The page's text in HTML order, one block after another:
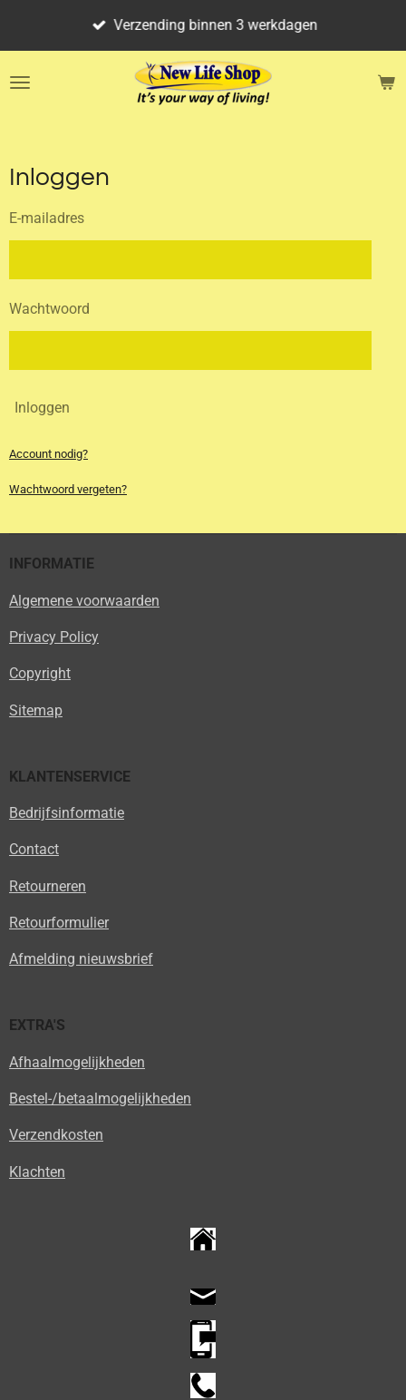
de
Verzending binnen 3 werkdagen
Inloggen
E-mailadres
Wachtwoord
Inloggen
Account nodig?
Wachtwoord vergeten?
INFORMATIE
Algemene voorwaarden
Privacy Policy
Copyright
Sitemap
KLANTENSERVICE
Bedrijfsinformatie
Contact
Retourneren
Retourformulier
Afmelding nieuwsbrief
EXTRA'S
Afhaalmogelijkheden
Bestel-/betaalmogelijkheden
Verzendkosten
Klachten